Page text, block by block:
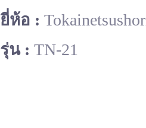
ยี่ห้อ :
รุ่น : TN-21